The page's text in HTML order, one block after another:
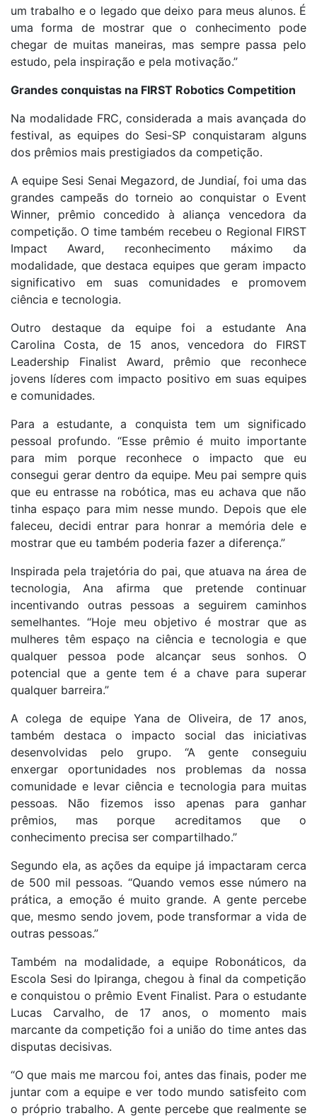
um trabalho e o legado que deixo para meus alunos. É
uma forma de mostrar que o conhecimento pode
chegar de muitas maneiras, mas sempre passa pelo
estudo, pela inspiração e pela motivação.”
Grandes conquistas na FIRST Robotics Competition
Na modalidade FRC, considerada a mais avançada do
festival, as equipes do Sesi-SP conquistaram alguns
dos prêmios mais prestigiados da competição.
A equipe Sesi Senai Megazord, de Jundiaí, foi uma das
grandes campeãs do torneio ao conquistar o Event
Winner, prêmio concedido à aliança vencedora da
competição. O time também recebeu o Regional FIRST
Impact Award, reconhecimento máximo da
modalidade, que destaca equipes que geram impacto
significativo em suas comunidades e promovem
ciência e tecnologia.
Outro destaque da equipe foi a estudante Ana
Carolina Costa, de 15 anos, vencedora do FIRST
Leadership Finalist Award, prêmio que reconhece
jovens líderes com impacto positivo em suas equipes
e comunidades.
Para a estudante, a conquista tem um significado
pessoal profundo. “Esse prêmio é muito importante
para mim porque reconhece o impacto que eu
consegui gerar dentro da equipe. Meu pai sempre quis
que eu entrasse na robótica, mas eu achava que não
tinha espaço para mim nesse mundo. Depois que ele
faleceu, decidi entrar para honrar a memória dele e
mostrar que eu também poderia fazer a diferença.”
Inspirada pela trajetória do pai, que atuava na área de
tecnologia, Ana afirma que pretende continuar
incentivando outras pessoas a seguirem caminhos
semelhantes. “Hoje meu objetivo é mostrar que as
mulheres têm espaço na ciência e tecnologia e que
qualquer pessoa pode alcançar seus sonhos. O
potencial que a gente tem é a chave para superar
qualquer barreira.”
A colega de equipe Yana de Oliveira, de 17 anos,
também destaca o impacto social das iniciativas
desenvolvidas pelo grupo. “A gente conseguiu
enxergar oportunidades nos problemas da nossa
comunidade e levar ciência e tecnologia para muitas
pessoas. Não fizemos isso apenas para ganhar
prêmios, mas porque acreditamos que o
conhecimento precisa ser compartilhado.”
Segundo ela, as ações da equipe já impactaram cerca
de 500 mil pessoas. “Quando vemos esse número na
prática, a emoção é muito grande. A gente percebe
que, mesmo sendo jovem, pode transformar a vida de
outras pessoas.”
Também na modalidade, a equipe Robonáticos, da
Escola Sesi do Ipiranga, chegou à final da competição
e conquistou o prêmio Event Finalist. Para o estudante
Lucas Carvalho, de 17 anos, o momento mais
marcante da competição foi a união do time antes das
disputas decisivas.
“O que mais me marcou foi, antes das finais, poder me
juntar com a equipe e ver todo mundo satisfeito com
o próprio trabalho. A gente percebe que realmente se